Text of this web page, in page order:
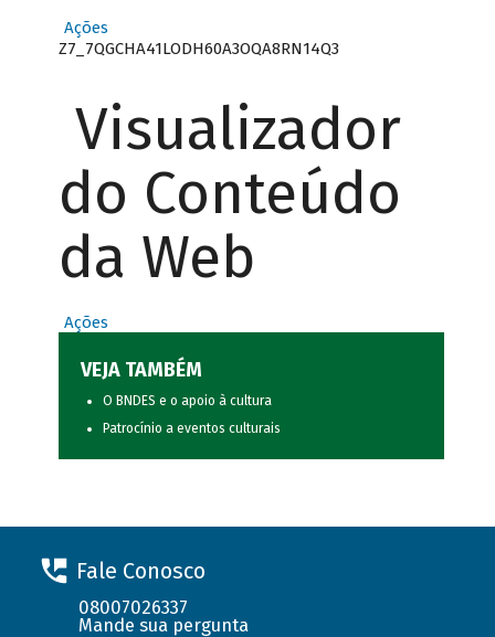
Ações
Z7_7QGCHA41LODH60A3OQA8RN14Q3
Visualizador
do Conteúdo
da Web
Ações
VEJA TAMBÉM
O BNDES e o apoio à cultura
Patrocínio a eventos culturais
Fale Conosco
08007026337
Mande sua pergunta